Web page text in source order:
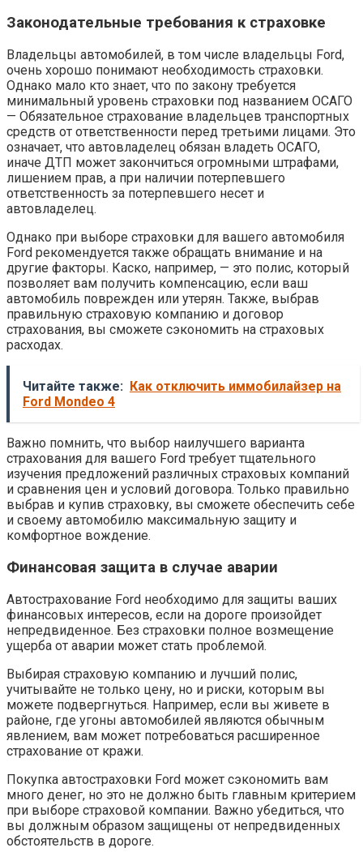
Законодательные требования к страховке
Владельцы автомобилей, в том числе владельцы Ford,
очень хорошо понимают необходимость страховки.
Однако мало кто знает, что по закону требуется
минимальный уровень страховки под названием ОСАГО
— Обязательное страхование владельцев транспортных
средств от ответственности перед третьими лицами. Это
означает, что автовладелец обязан владеть ОСАГО,
иначе ДТП может закончиться огромными штрафами,
лишением прав, а при наличии потерпевшего
ответственность за потерпевшего несет и
автовладелец.
Однако при выборе страховки для вашего автомобиля
Ford рекомендуется также обращать внимание и на
другие факторы. Каско, например, — это полис, который
позволяет вам получить компенсацию, если ваш
автомобиль поврежден или утерян. Также, выбрав
правильную страховую компанию и договор
страхования, вы сможете сэкономить на страховых
расходах.
Читайте также: Как отключить иммобилайзер на
Ford Mondeo 4
Важно помнить, что выбор наилучшего варианта
страхования для вашего Ford требует тщательного
изучения предложений различных страховых компаний
и сравнения цен и условий договора. Только правильно
выбрав и купив страховку, вы сможете обеспечить себе
и своему автомобилю максимальную защиту и
комфортное вождение.
Финансовая защита в случае аварии
Автострахование Ford необходимо для защиты ваших
финансовых интересов, если на дороге произойдет
непредвиденное. Без страховки полное возмещение
ущерба от аварии может стать проблемой.
Выбирая страховую компанию и лучший полис,
учитывайте не только цену, но и риски, которым вы
можете подвергнуться. Например, если вы живете в
районе, где угоны автомобилей являются обычным
явлением, вам может потребоваться расширенное
страхование от кражи.
Покупка автостраховки Ford может сэкономить вам
много денег, но это не должно быть главным критерием
при выборе страховой компании. Важно убедиться, что
вы должным образом защищены от непредвиденных
обстоятельств в дороге.